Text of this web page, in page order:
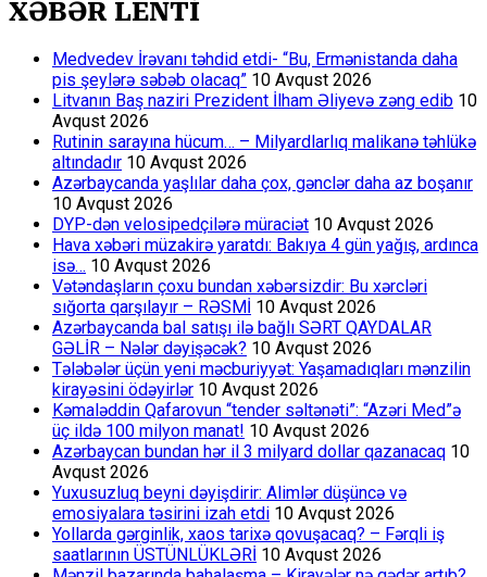
XƏBƏR LENTİ
Medvedev İrəvanı təhdid etdi- “Bu, Ermənistanda daha
pis şeylərə səbəb olacaq” 10 Avqust 2026
Litvanın Baş naziri Prezident İlham Əliyevə zəng edib 10
Avqust 2026
Rutinin sarayına hücum… – Milyardlarlıq malikanə təhlükə
altındadır 10 Avqust 2026
Azərbaycanda yaşlılar daha çox, gənclər daha az boşanır
10 Avqust 2026
DYP-dən velosipedçilərə müraciət 10 Avqust 2026
Hava xəbəri müzakirə yaratdı: Bakıya 4 gün yağış, ardınca
isə… 10 Avqust 2026
Vətəndaşların çoxu bundan xəbərsizdir: Bu xərcləri
sığorta qarşılayır – RƏSMİ 10 Avqust 2026
Azərbaycanda bal satışı ilə bağlı SƏRT QAYDALAR
GƏLİR – Nələr dəyişəcək? 10 Avqust 2026
Tələbələr üçün yeni məcburiyyət: Yaşamadıqları mənzilin
kirayəsini ödəyirlər 10 Avqust 2026
Kəmaləddin Qafarovun “tender səltənəti”: “Azəri Med”ə
üç ildə 100 milyon manat! 10 Avqust 2026
Azərbaycan bundan hər il 3 milyard dollar qazanacaq 10
Avqust 2026
Yuxusuzluq beyni dəyişdirir: Alimlər düşüncə və
emosiyalara təsirini izah etdi 10 Avqust 2026
Yollarda gərginlik, xaos tarixə qovuşacaq? – Fərqli iş
saatlarının ÜSTÜNLÜKLƏRİ 10 Avqust 2026